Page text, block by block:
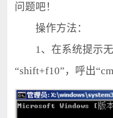
问题吧！
操作方法：
1、在系统提示无
“shift+f10”，呼出